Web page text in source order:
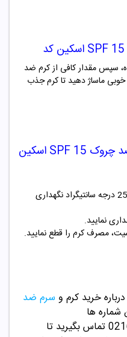
سپس مقدار کافی از کرم ضد
ماساژ دهید تا کرم جذب
کرم روز ضد چروک SPF 15 اسکین
💠 کرم ضد چروک را در دمای 15 الی 25 درجه سانتیگراد نگهداری
نمایید.
مصرف کرم را قطع نمایید.
خرید کرم و سرم ضد
شماره ها
تماس بگیرید تا